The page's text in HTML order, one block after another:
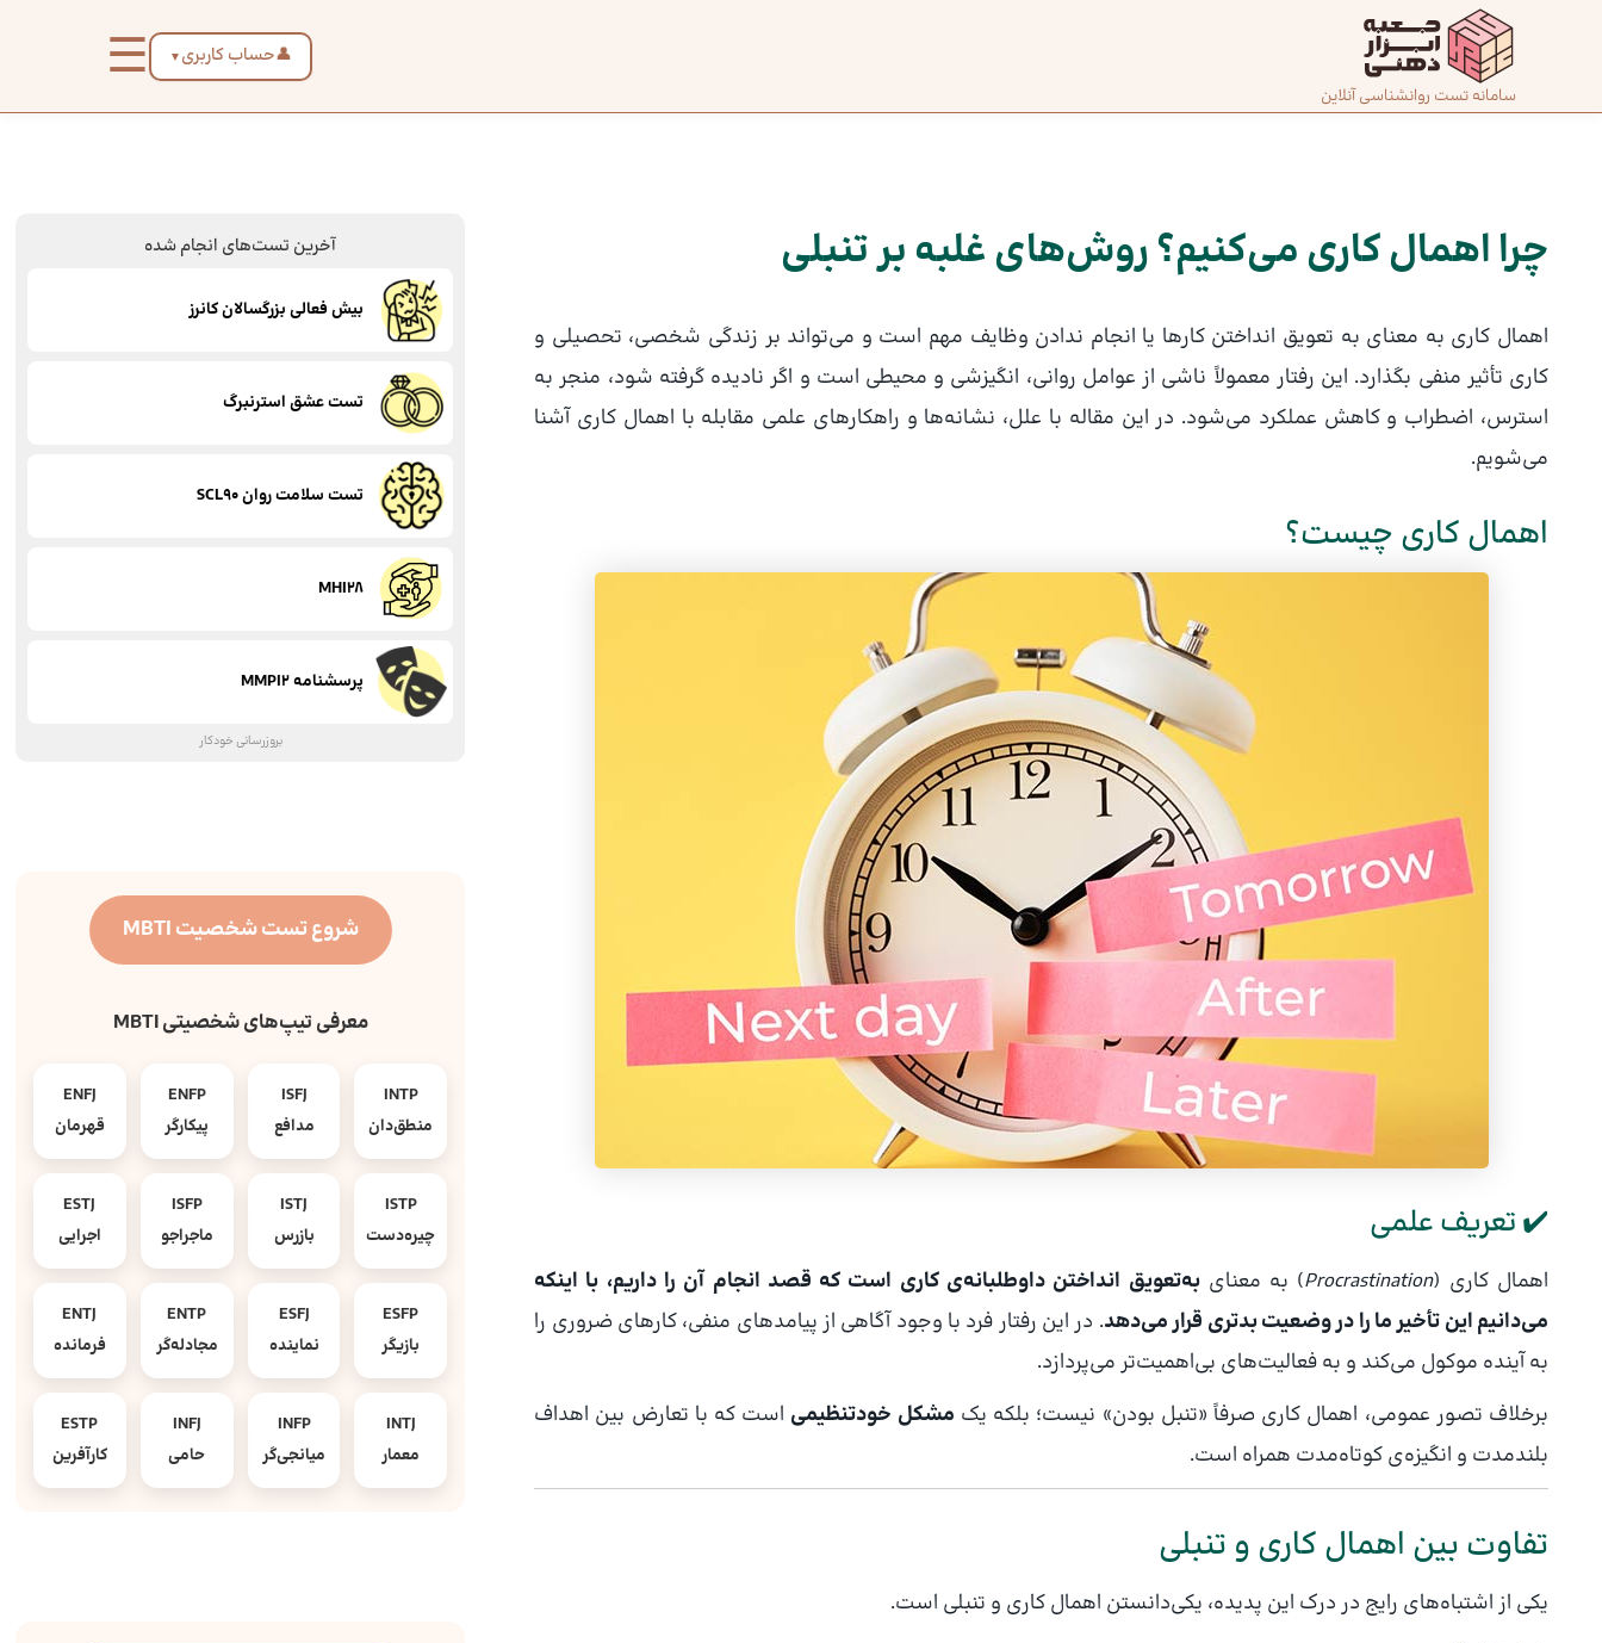
سامانه تست روانشناسی آنلاین
👤حساب کاربری ▼
☰
صفحه
ما
با ما
دسته‌بندی
تست‌ها
چرا اهمال کاری می‌کنیم؟ روش‌های غلبه بر تنبلی
اهمال کاری به معنای به تعویق انداختن کارها یا انجام ندادن وظایف مهم است و می‌تواند بر زندگی شخصی، تحصیلی و
کاری تأثیر منفی بگذارد. این رفتار معمولاً ناشی از عوامل روانی، انگیزشی و محیطی است و اگر نادیده گرفته شود، منجر به
استرس، اضطراب و کاهش عملکرد می‌شود. در این مقاله با علل، نشانه‌ها و راهکارهای علمی مقابله با اهمال کاری آشنا
می‌شویم.
اهمال کاری چیست؟
✔️ تعریف علمی
اهمال کاری (Procrastination) به معنایبه‌تعویق انداختن داوطلبانه‌ی کاری است که قصد انجام آن را داریم، با اینکه
می‌دانیم این تأخیر ما را در وضعیت بدتری قرار می‌دهد. در این رفتار فرد با وجود آگاهی از پیامدهای منفی، کارهای ضروری را
به آینده موکول می‌کند و به فعالیت‌های بی‌اهمیت‌تر می‌پردازد.
برخلاف تصور عمومی، اهمال کاری صرفاً «تنبل بودن» نیست؛ بلکه یک مشکل خودتنظیمی است که با تعارض بین اهداف
بلندمدت و انگیزه‌ی کوتاه‌مدت همراه است.
تفاوت بین اهمال کاری و تنبلی
یکی از اشتباه‌های رایج در درک این پدیده، یکی‌دانستن اهمال کاری و تنبلی است.
پیمایش
آخرین تست‌های انجام شده
بیش فعالی بزرگسالان کانرز
تست عشق استرنبرگ
تست سلامت روان SCL90
MHI28
پرسشنامه MMPI2
بروزرسانی خودکار
شروع تست شخصیت MBTI
معرفی تیپ‌های شخصیتی MBTI
INTP
منطق‌دان
ISFJ
مدافع
ENFP
پیکارگر
ENFJ
قهرمان
ISTP
چیره‌دست
ISTJ
بازرس
ISFP
ماجراجو
ESTJ
اجرایی
ESFP
بازیگر
ESFJ
نماینده
ENTP
مجادله‌گر
ENTJ
فرمانده
INTJ
معمار
INFP
میانجی‌گر
INFJ
حامی
ESTP
کارآفرین